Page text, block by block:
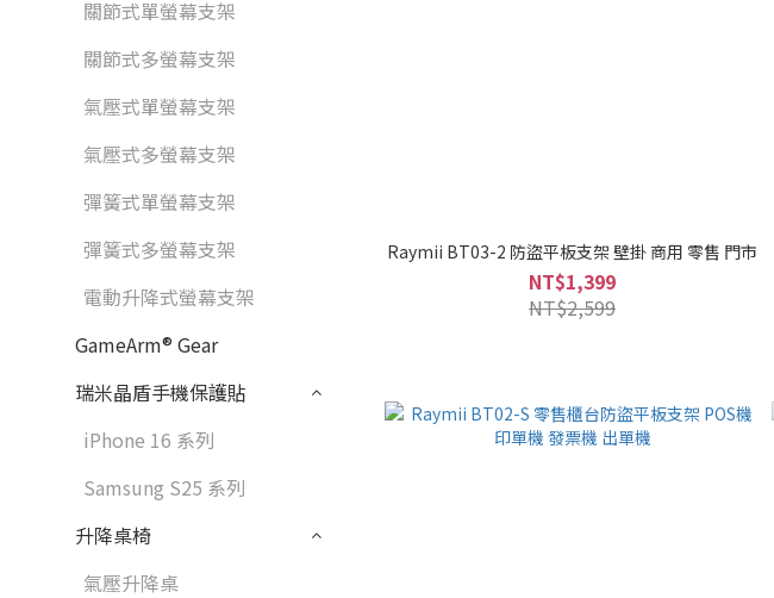
關節式單螢幕支架
關節式多螢幕支架
氣壓式單螢幕支架
氣壓式多螢幕支架
彈簧式單螢幕支架
彈簧式多螢幕支架
電動升降式螢幕支架
GameArm® Gear
瑞米晶盾手機保護貼
iPhone 16 系列
Samsung S25 系列
升降桌椅
氣壓升降桌
Raymii BT03-2 防盜平板支架 壁掛 商用 零售 門市
NT$1,399
NT$2,599